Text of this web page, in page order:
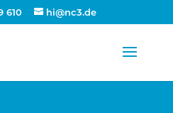
610 hi@nc3.de